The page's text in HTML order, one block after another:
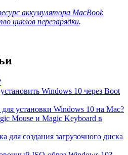
аккумулятора MacBook
циклов перезарядки.
Windows 10 через Boot
установки Windows 10 на Mac?
Mouse и Magic Keyboard в
создания загрузочного диска